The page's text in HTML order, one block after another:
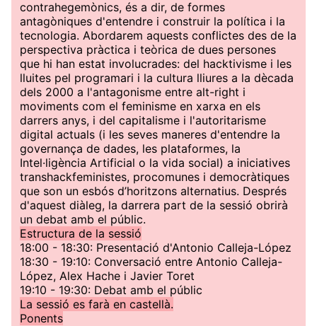
contrahegemònics, és a dir, de formes
antagòniques d'entendre i construir la política i la
tecnologia. Abordarem aquests conflictes des de la
perspectiva pràctica i teòrica de dues persones
que hi han estat involucrades: del hacktivisme i les
lluites pel programari i la cultura lliures a la dècada
dels 2000 a l'antagonisme entre alt-right i
moviments com el feminisme en xarxa en els
darrers anys, i del capitalisme i l'autoritarisme
digital actuals (i les seves maneres d'entendre la
governança de dades, les plataformes, la
Intel·ligència Artificial o la vida social) a iniciatives
transhackfeministes, procomunes i democràtiques
que son un esbós d’horitzons alternatius. Després
d'aquest diàleg, la darrera part de la sessió obrirà
un debat amb el públic.
Estructura de la sessió
18:00 - 18:30: Presentació d'Antonio Calleja-López
18:30 - 19:10: Conversació entre Antonio Calleja-
López, Alex Hache i Javier Toret
19:10 - 19:30: Debat amb el públic
La sessió es farà en castellà.
Ponents